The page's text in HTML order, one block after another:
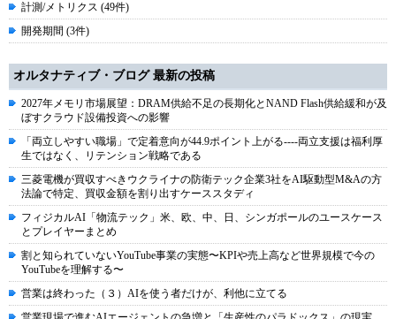
計測/メトリクス (49件)
開発期間 (3件)
オルタナティブ・ブログ 最新の投稿
2027年メモリ市場展望：DRAM供給不足の長期化とNAND Flash供給緩和が及
ぼすクラウド設備投資への影響
「両立しやすい職場」で定着意向が44.9ポイント上がる----両立支援は福利厚
生ではなく、リテンション戦略である
三菱電機が買収すべきウクライナの防衛テック企業3社をAI駆動型M&Aの方
法論で特定、買収金額を割り出すケーススタディ
フィジカルAI「物流テック」米、欧、中、日、シンガポールのユースケース
とプレイヤーまとめ
割と知られていないYouTube事業の実態〜KPIや売上高など世界規模で今の
YouTubeを理解する〜
営業は終わった（３）AIを使う者だけが、利他に立てる